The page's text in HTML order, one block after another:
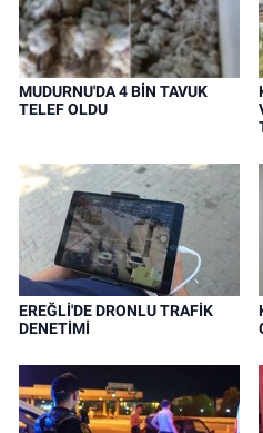
MUDURNU'DA 4 BİN TAVUK
TELEF OLDU
EREĞLİ'DE DRONLU TRAFİK
DENETİMİ